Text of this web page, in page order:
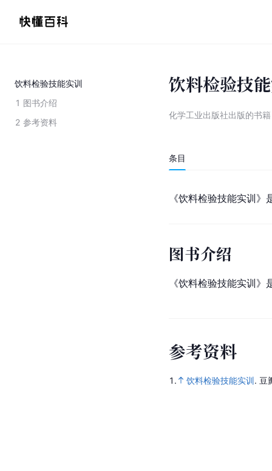
饮料检验技能实训
1 图书介绍
2 参考资料
饮料检验技
化学工业出版社出版的书籍
条目
《饮料检验技能实训
图书介绍
《饮料检验技能实训
参考资料
1. 饮料检验技能实训. 豆